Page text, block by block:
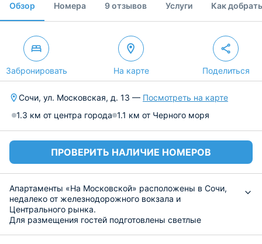
Обзор Номера 9 отзывов Услуги Как
Забронировать На карте Поделиться
Сочи, ул. Московская, д. 13 — Посмотреть на карте
1.3 км от центра города 1.1 км от Черного моря
ПРОВЕРИТЬ НАЛИЧИЕ НОМЕРОВ
Апартаменты «На Московской» расположены в Сочи,
недалеко от железнодорожного вокзала и
Центрального рынка.
Для размещения гостей подготовлены светлые